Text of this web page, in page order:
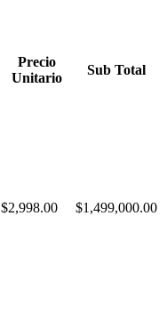
Precio
Unitario
Sub Total
$2,998.00 $1,499,000.00